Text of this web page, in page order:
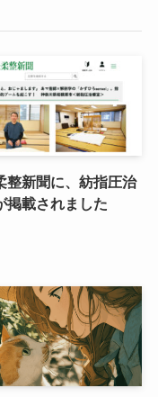
整新聞に、紡指圧治
掲載されました